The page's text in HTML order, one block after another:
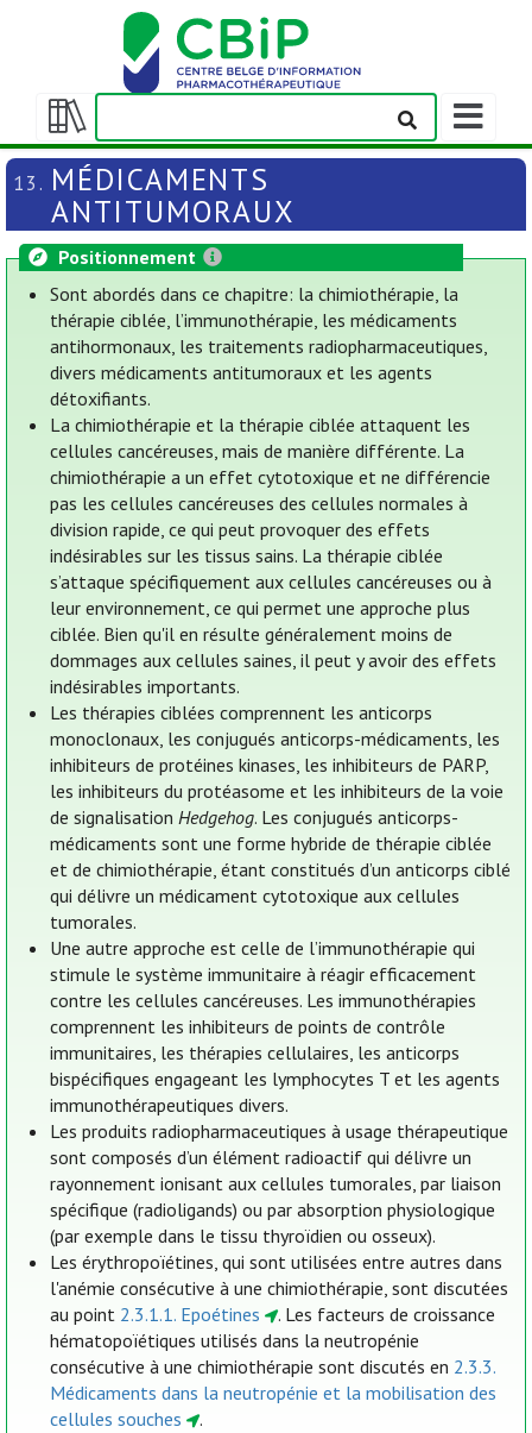
Afficher/masquer
la
table
des
matières
Afficher/
la
barre
13. MÉDICAMENTS
ANTITUMORAUX
Positionnement
Sont abordés dans ce chapitre: la chimiothérapie, la
thérapie ciblée, l’immunothérapie, les médicaments
antihormonaux, les traitements radiopharmaceutiques,
divers médicaments antitumoraux et les agents
détoxifiants.
La chimiothérapie et la thérapie ciblée attaquent les
cellules cancéreuses, mais de manière différente. La
chimiothérapie a un effet cytotoxique et ne différencie
pas les cellules cancéreuses des cellules normales à
division rapide, ce qui peut provoquer des effets
indésirables sur les tissus sains. La thérapie ciblée
s’attaque spécifiquement aux cellules cancéreuses ou à
leur environnement, ce qui permet une approche plus
ciblée. Bien qu'il en résulte généralement moins de
dommages aux cellules saines, il peut y avoir des effets
indésirables importants.
Les thérapies ciblées comprennent les anticorps
monoclonaux, les conjugués anticorps-médicaments, les
inhibiteurs de protéines kinases, les inhibiteurs de PARP,
les inhibiteurs du protéasome et les inhibiteurs de la voie
de signalisationHedgehog. Les conjugués anticorps-
médicaments sont une forme hybride de thérapie ciblée
et de chimiothérapie, étant constitués d’un anticorps ciblé
qui délivre un médicament cytotoxique aux cellules
tumorales.
Une autre approche est celle de l’immunothérapie qui
stimule le système immunitaire à réagir efficacement
contre les cellules cancéreuses. Les immunothérapies
comprennent les inhibiteurs de points de contrôle
immunitaires, les thérapies cellulaires, les anticorps
bispécifiques engageant les lymphocytes T et les agents
immunothérapeutiques divers.
Les produits radiopharmaceutiques à usage thérapeutique
sont composés d’un élément radioactif qui délivre un
rayonnement ionisant aux cellules tumorales, par liaison
spécifique (radioligands) ou par absorption physiologique
(par exemple dans le tissu thyroïdien ou osseux).
Les érythropoïétines, qui sont utilisées entre autres dans
l'anémie consécutive à une chimiothérapie, sont discutées
au point 2.3.1.1. Epoétines
. Les facteurs de croissance
hématopoïétiques utilisés dans la neutropénie
consécutive à une chimiothérapie sont discutés en 2.3.3.
Médicaments dans la neutropénie et la mobilisation des
cellules souches
.